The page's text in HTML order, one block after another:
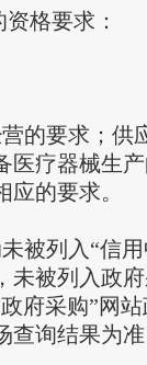
格要求：
的要求；供
医疗器械生
的要求。
列入“信用
未被列入政
府采购”网
查询结果为